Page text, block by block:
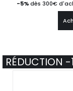
-5%dès 300€
RÉDUCTION -